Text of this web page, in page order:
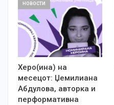
НОВОСТИ
Херо(ина) на
месецот: Џемилиана
Абдулова, авторка и
перформативна